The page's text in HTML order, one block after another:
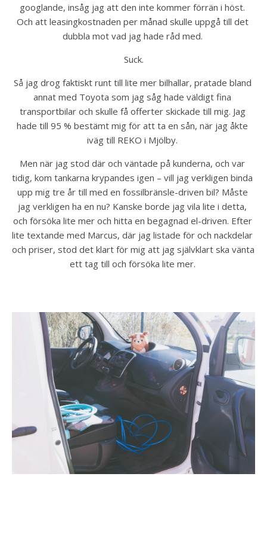
googlande, insåg jag att den inte kommer förrän i höst.
Och att leasingkostnaden per månad skulle uppgå till det
dubbla mot vad jag hade råd med.
Suck.
Så jag drog faktiskt runt till lite mer bilhallar, pratade bland
annat med Toyota som jag såg hade väldigt fina
transportbilar och skulle få offerter skickade till mig. Jag
hade till 95 % bestämt mig för att ta en sån, när jag åkte
iväg till REKO i Mjölby.
Men när jag stod där och väntade på kunderna, och var
tidig, kom tankarna krypandes igen – vill jag verkligen binda
upp mig tre år till med en fossilbränsle-driven bil? Måste
jag verkligen ha en nu? Kanske borde jag vila lite i detta,
och försöka lite mer och hitta en begagnad el-driven. Efter
lite textande med Marcus, där jag listade för och nackdelar
och priser, stod det klart för mig att jag självklart ska vänta
ett tag till och försöka lite mer.